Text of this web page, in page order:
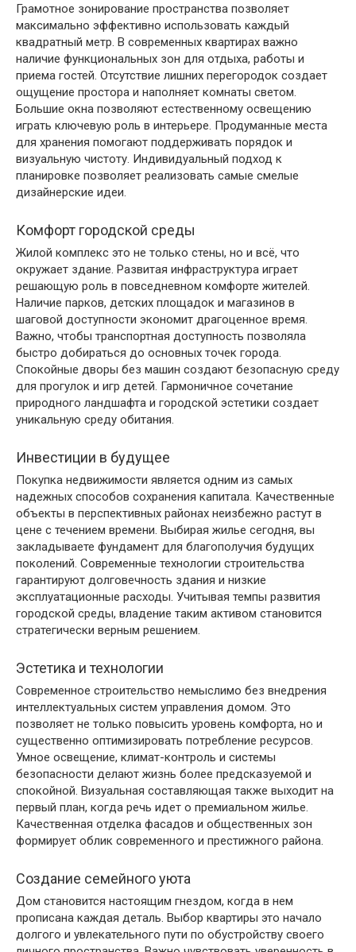
Грамотное зонирование пространства позволяет
максимально эффективно использовать каждый
квадратный метр. В современных квартирах важно
наличие функциональных зон для отдыха, работы и
приема гостей. Отсутствие лишних перегородок создает
ощущение простора и наполняет комнаты светом.
Большие окна позволяют естественному освещению
играть ключевую роль в интерьере. Продуманные места
для хранения помогают поддерживать порядок и
визуальную чистоту. Индивидуальный подход к
планировке позволяет реализовать самые смелые
дизайнерские идеи.
Комфорт городской среды
Жилой комплекс это не только стены, но и всё, что
окружает здание. Развитая инфраструктура играет
решающую роль в повседневном комфорте жителей.
Наличие парков, детских площадок и магазинов в
шаговой доступности экономит драгоценное время.
Важно, чтобы транспортная доступность позволяла
быстро добираться до основных точек города.
Спокойные дворы без машин создают безопасную среду
для прогулок и игр детей. Гармоничное сочетание
природного ландшафта и городской эстетики создает
уникальную среду обитания.
Инвестиции в будущее
Покупка недвижимости является одним из самых
надежных способов сохранения капитала. Качественные
объекты в перспективных районах неизбежно растут в
цене с течением времени. Выбирая жилье сегодня, вы
закладываете фундамент для благополучия будущих
поколений. Современные технологии строительства
гарантируют долговечность здания и низкие
эксплуатационные расходы. Учитывая темпы развития
городской среды, владение таким активом становится
стратегически верным решением.
Эстетика и технологии
Современное строительство немыслимо без внедрения
интеллектуальных систем управления домом. Это
позволяет не только повысить уровень комфорта, но и
существенно оптимизировать потребление ресурсов.
Умное освещение, климат-контроль и системы
безопасности делают жизнь более предсказуемой и
спокойной. Визуальная составляющая также выходит на
первый план, когда речь идет о премиальном жилье.
Качественная отделка фасадов и общественных зон
формирует облик современного и престижного района.
Создание семейного уюта
Дом становится настоящим гнездом, когда в нем
прописана каждая деталь. Выбор квартиры это начало
долгого и увлекательного пути по обустройству своего